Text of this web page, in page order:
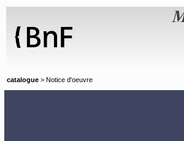
catalogue > Notice d'oeuvre